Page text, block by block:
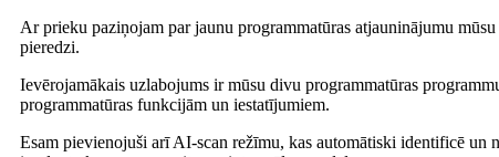
Ar prieku paziņojam par jaunu programmatūras atjauninājumu
pieredzi.
Ievērojamākais uzlabojums ir mūsu divu programmatūras
programmatūras funkcijām un iestatījumiem.
Esam pievienojuši arī AI-scan režīmu, kas automātiski identificē un